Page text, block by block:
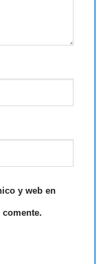
y web en